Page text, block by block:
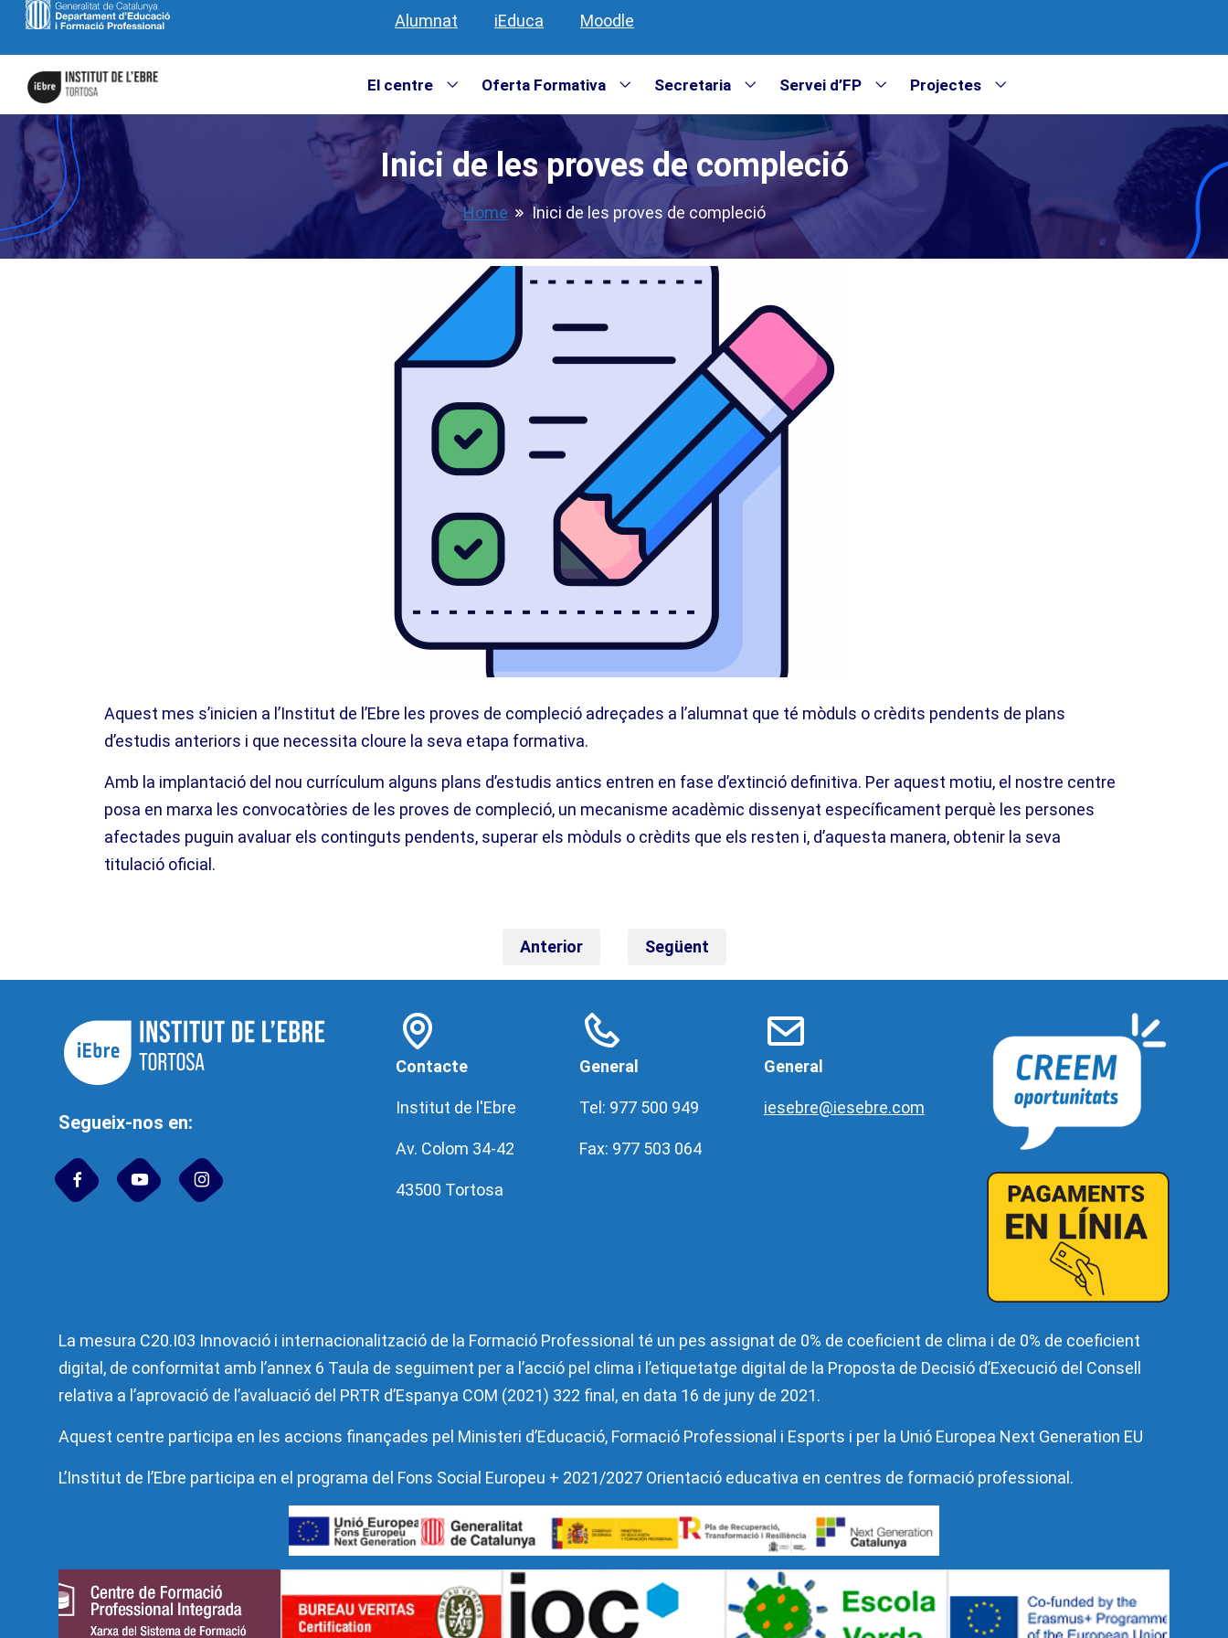
Alumnat iEduca Moodle
El centre Oferta Formativa Secretaria Servei d’FP Projectes
Inici de les proves de compleció
Home Inici de les proves de compleció
Aquest mes s’inicien a l’Institut de l’Ebre les proves de compleció adreçades a l’alumnat que té mòduls o crèdits pendents de plans
d’estudis anteriors i que necessita cloure la seva etapa formativa.
Amb la implantació del nou currículum alguns plans d’estudis antics entren en fase d’extinció definitiva. Per aquest motiu, el nostre centre
posa en marxa les convocatòries de les proves de compleció, un mecanisme acadèmic dissenyat específicament perquè les persones
afectades puguin avaluar els continguts pendents, superar els mòduls o crèdits que els resten i, d’aquesta manera, obtenir la seva
titulació oficial.
Anterior Següent
Segueix-nos en:
Contacte
Institut de l'Ebre
Av. Colom 34-42
43500 Tortosa
General
Tel: 977 500 949
Fax: 977 503 064
General
iesebre@iesebre.com
La mesura C20.I03 Innovació i internacionalització de la Formació Professional té un pes assignat de 0% de coeficient de clima i de 0% de coeficient
digital, de conformitat amb l’annex 6 Taula de seguiment per a l’acció pel clima i l’etiquetatge digital de la Proposta de Decisió d’Execució del Consell
relativa a l’aprovació de l’avaluació del PRTR d’Espanya COM (2021) 322 final, en data 16 de juny de 2021.
Aquest centre participa en les accions finançades pel Ministeri d’Educació, Formació Professional i Esports i per la Unió Europea Next Generation EU
L’Institut de l’Ebre participa en el programa del Fons Social Europeu + 2021/2027 Orientació educativa en centres de formació professional.